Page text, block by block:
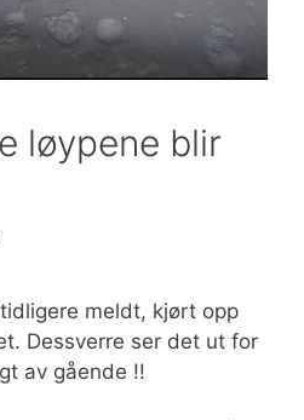
løypene blir
meldt, kjørt opp
Dessverre ser det ut for
av gående !!